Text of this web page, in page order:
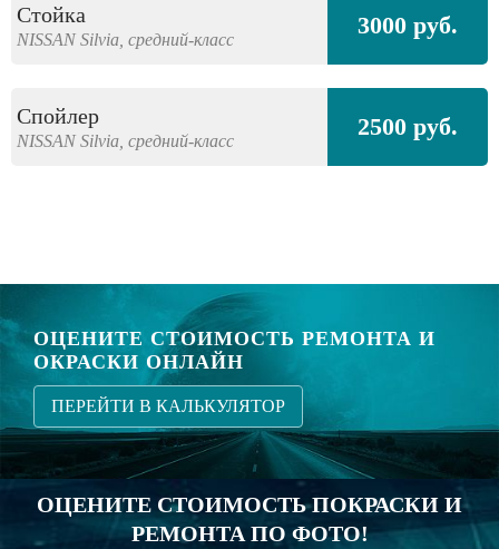
Стойка
NISSAN Silvia, средний-класс 3000 руб.
Спойлер
NISSAN Silvia, средний-класс 2500 руб.
ОЦЕНИТЕ СТОИМОСТЬ РЕМОНТА И
ОКРАСКИ ОНЛАЙН
ПЕРЕЙТИ В КАЛЬКУЛЯТОР
ОЦЕНИТЕ СТОИМОСТЬ ПОКРАСКИ И
РЕМОНТА ПО ФОТО!